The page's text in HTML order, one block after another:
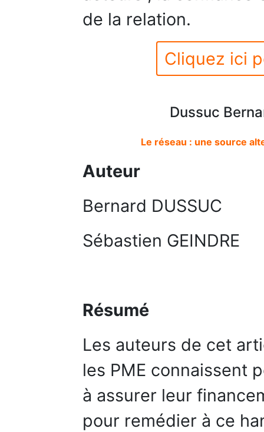
de la relation.
Cliquez ici
Dussuc
Le réseau : une source
Auteur
Bernard DUSSUC
Sébastien GEINDRE
Résumé
Les auteurs de cet
les PME connaissent
à assurer leur
pour remédier à ce